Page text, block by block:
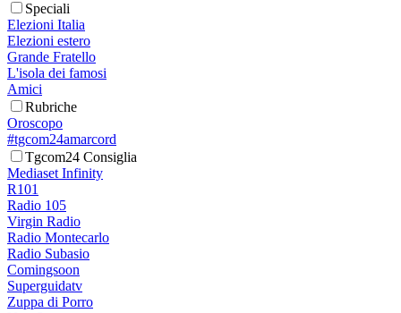
Speciali
Elezioni Italia
Elezioni estero
Grande Fratello
L'isola dei famosi
Amici
Rubriche
Oroscopo
#tgcom24amarcord
Tgcom24 Consiglia
Mediaset Infinity
R101
Radio 105
Virgin Radio
Radio Montecarlo
Radio Subasio
Comingsoon
Superguidatv
Zuppa di Porro